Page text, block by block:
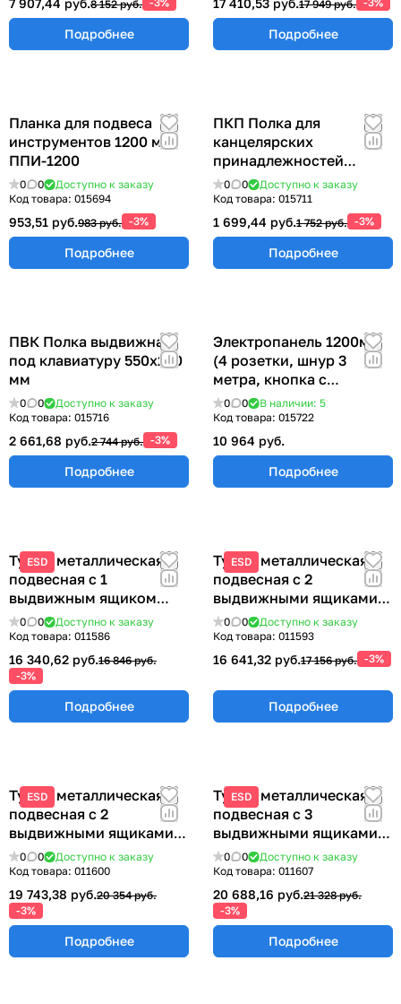
7 907,44 руб.8 152 руб.
Подробнее
17 410,53 руб.17 949 руб.
Подробнее
Планка для подвеса
инструментов 1200 мм
ППИ-1200
0 0
Доступно к заказу
Код товара: 015694
953,51 руб.983 руб. -3%
Подробнее
ПКП Полка для
канцелярских
принадлежностей
300х100 мм
0 0
Доступно к заказу
Код товара: 015711
1 699,44 руб.1 752 руб. -3%
Подробнее
ПВК Полка выдвижная
под клавиатуру 550х250
мм
0 0
Доступно к заказу
Код товара: 015716
2 661,68 руб.2 744 руб. -3%
Подробнее
Электропанель 1200мм
(4 розетки, шнур 3
метра, кнопка с
индикацией питания)
ЭПА-1200
0 0
В наличии: 5
Код товара: 015722
10 964 руб.
Подробнее
ESD
Тумба металлическая
подвесная с 1
выдвижным ящиком
ТПМ-1
0 0
Доступно к заказу
Код товара: 011586
16 340,62 руб.16 846 руб.
-3%
Подробнее
ESD
Тумба металлическая
подвесная с 2
выдвижными ящиками
233х580х490 мм ТПМ-2
0 0
Доступно к заказу
Код товара: 011593
16 641,32 руб.17 156 руб. -3%
Подробнее
ESD
Тумба металлическая
подвесная с 2
выдвижными ящиками
355х580х490 мм.
ТПМ-2Б
0 0
Доступно к заказу
Код товара: 011600
19 743,38 руб.20 354 руб.
-3%
Подробнее
ESD
Тумба металлическая
подвесная с 3
выдвижными ящиками
355х580х490 мм. ТПМ-3
0 0
Доступно к заказу
Код товара: 011607
20 688,16 руб.21 328 руб.
-3%
Подробнее